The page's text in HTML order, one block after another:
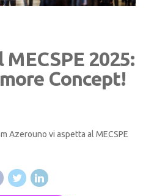
2025:
Concept!
Azerouno vi aspetta al MECSPE